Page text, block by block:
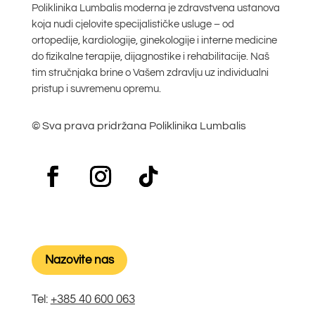
Poliklinika Lumbalis moderna je zdravstvena ustanova
koja nudi cjelovite specijalističke usluge – od
ortopedije, kardiologije, ginekologije i interne medicine
do fizikalne terapije, dijagnostike i rehabilitacije. Naš
tim stručnjaka brine o Vašem zdravlju uz individualni
pristup i suvremenu opremu.
© Sva prava pridržana Poliklinika Lumbalis
Nazovite nas
Tel: +385 40 600 063